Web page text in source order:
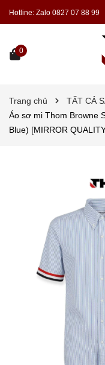
Hotline: Zalo 0827 07 88 99
0
Trang chủ TẤT CẢ
Áo sơ mi Thom Browne
Blue) [MIRROR